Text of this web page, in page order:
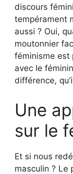
discours
tempérament
aussi ? Oui,
moutonnier
féminisme est
avec le
différence,
Une
sur le
Et si nous
masculin ? Le